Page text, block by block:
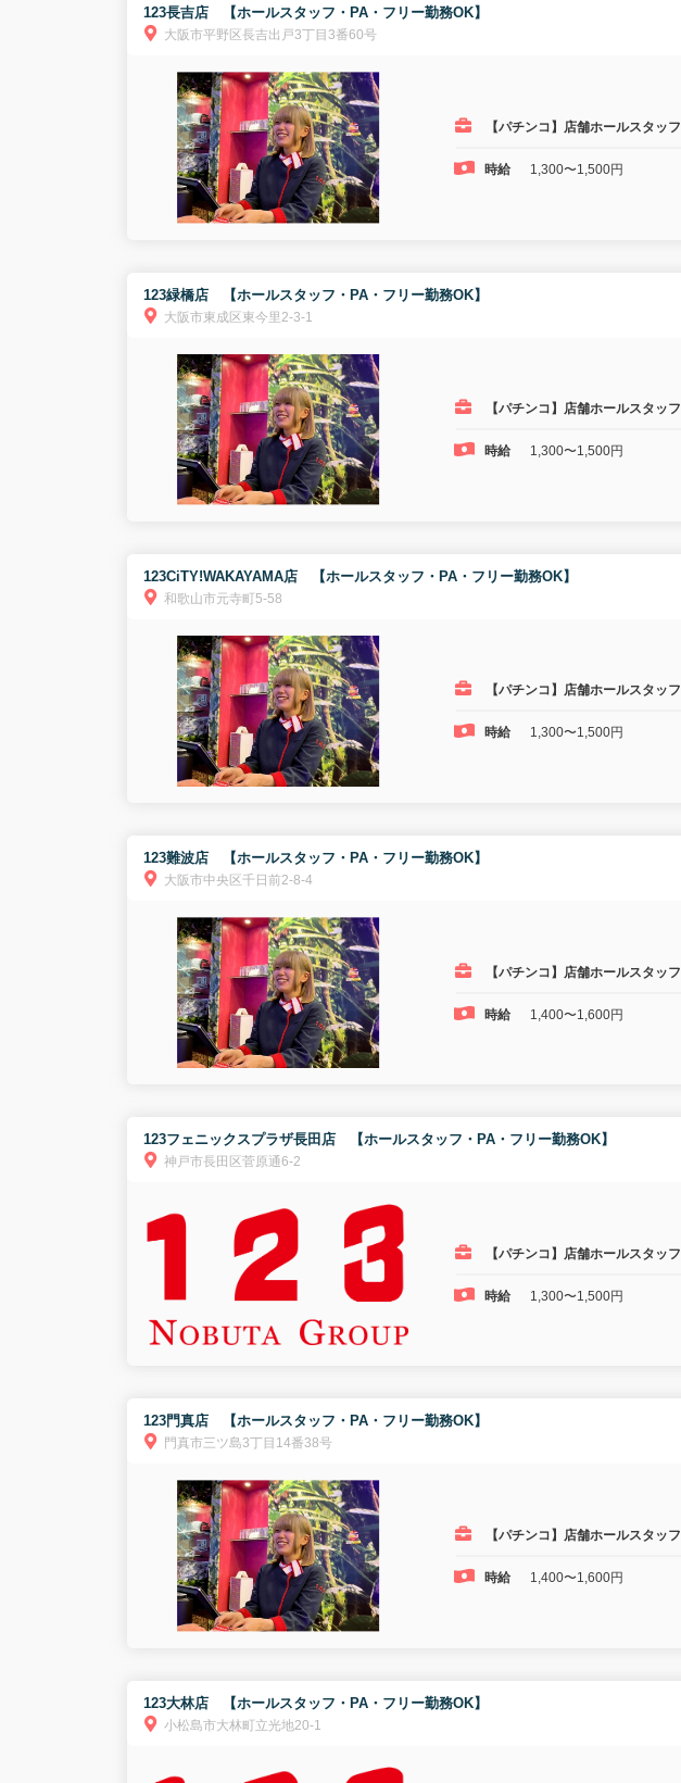
123長吉店 【ホールスタッフ・PA・フリー勤務OK】
大阪市平野区長吉出戸3丁目3番60号
【パチンコ】店舗ホールスタッフ
時給 1,300〜1,500円
123緑橋店 【ホールスタッフ・PA・フリー勤務OK】
大阪市東成区東今里2-3-1
【パチンコ】店舗ホールスタッフ
時給 1,300〜1,500円
123CiTY!WAKAYAMA店 【ホールスタッフ・PA・フリー勤務OK】
和歌山市元寺町5-58
【パチンコ】店舗ホールスタッフ
時給 1,300〜1,500円
123難波店 【ホールスタッフ・PA・フリー勤務OK】
大阪市中央区千日前2-8-4
【パチンコ】店舗ホールスタッフ
時給 1,400〜1,600円
123フェニックスプラザ長田店 【ホールスタッフ・PA・フリー勤務OK】
神戸市長田区菅原通6-2
【パチンコ】店舗ホールスタッフ
時給 1,300〜1,500円
123門真店 【ホールスタッフ・PA・フリー勤務OK】
門真市三ツ島3丁目14番38号
【パチンコ】店舗ホールスタッフ
時給 1,400〜1,600円
123大林店 【ホールスタッフ・PA・フリー勤務OK】
小松島市大林町立光地20-1